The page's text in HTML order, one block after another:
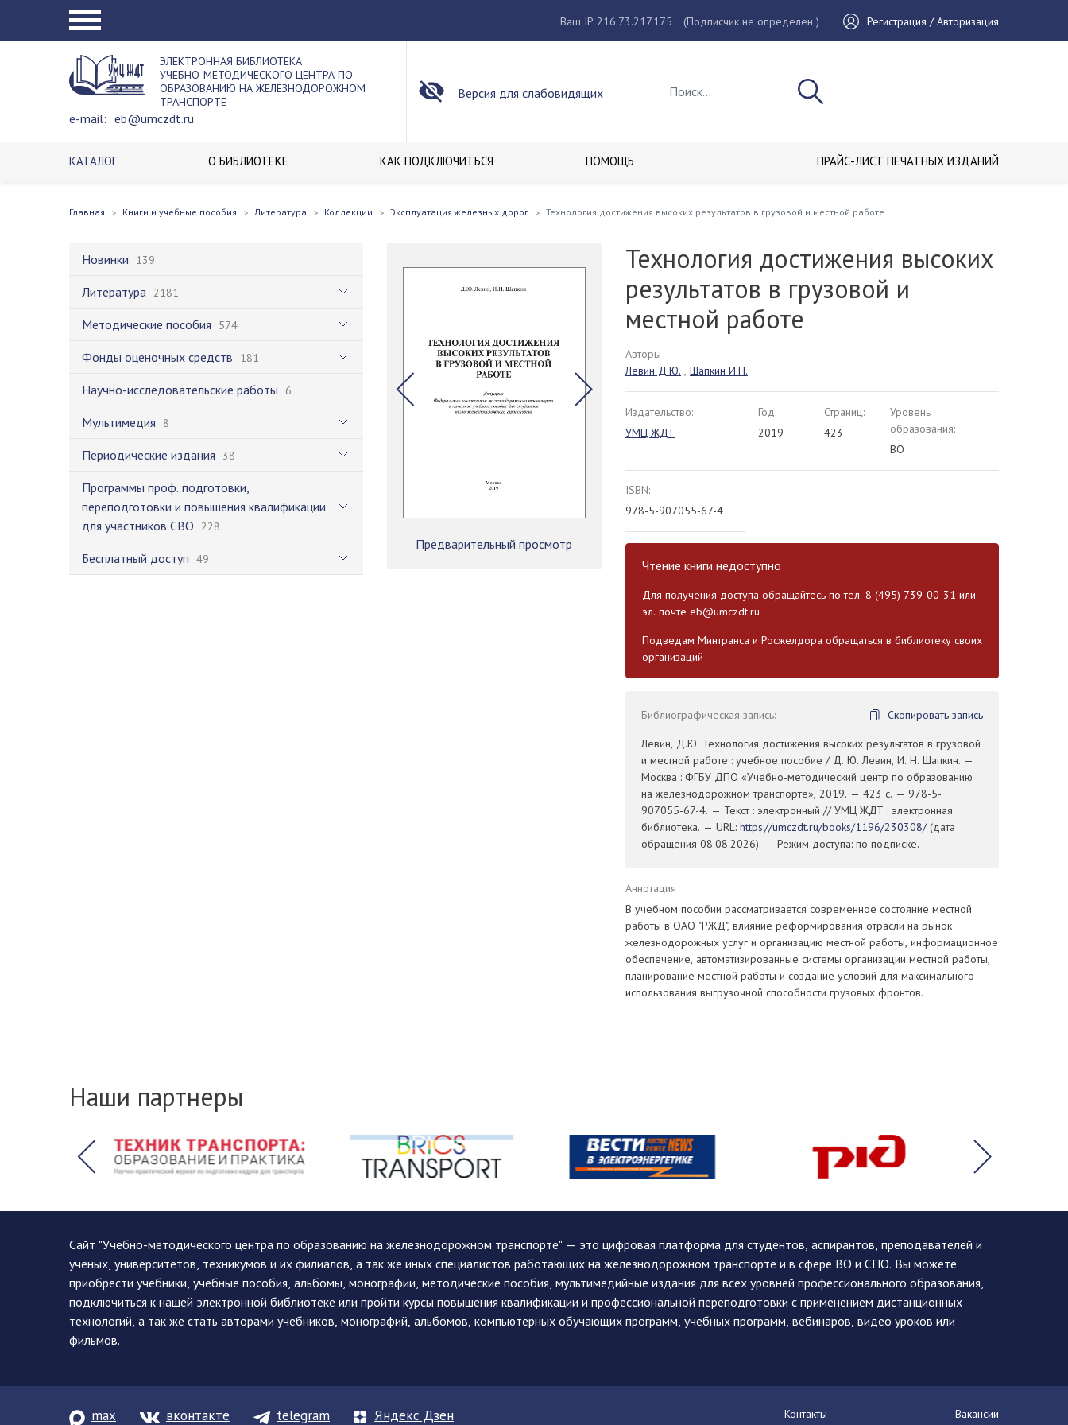
Ваш IP 216.73.217.175 (Подписчик не определен ) Регистрация / Авторизация
ЭЛЕКТРОННАЯ БИБЛИОТЕКА
УЧЕБНО-МЕТОДИЧЕСКОГО ЦЕНТРА ПО
ОБРАЗОВАНИЮ НА ЖЕЛЕЗНОДОРОЖНОМ
ТРАНСПОРТЕ
e-mail: eb@umczdt.ru
Версия для слабовидящих
КАТАЛОГ О БИБЛИОТЕКЕ КАК ПОДКЛЮЧИТЬСЯ ПОМОЩЬ ПРАЙС-ЛИСТ ПЕЧАТНЫХ ИЗДАНИЙ
Главная Книги и учебные пособия Литература Коллекции Эксплуатация железных дорог Технология достижения высоких результатов в грузовой и местной работе
Новинки 139
Литература 2181
Методические пособия 574
Фонды оценочных средств 181
Научно-исследовательские работы 6
Мультимедия 8
Периодические издания 38
Программы проф. подготовки,
переподготовки и повышения квалификации
для участников СВО 228
Бесплатный доступ 49
Предварительный просмотр
Технология достижения высоких
результатов в грузовой и
местной работе
Авторы
Левин Д.Ю. , Шапкин И.Н.
Издательство:
УМЦ ЖДТ
Год:
2019
Страниц:
423
Уровень
образования:
ВО
ISBN:
978-5-907055-67-4
Чтение книги недоступно
Для получения доступа обращайтесь по тел. 8 (495) 739-00-31 или
эл. почте eb@umczdt.ru
Подведам Минтранса и Росжелдора обращаться в библиотеку своих
организаций
Библиографическая запись:
Скопировать запись
Левин, Д.Ю. Технология достижения высоких результатов в грузовой
и местной работе : учебное пособие / Д. Ю. Левин, И. Н. Шапкин. —
Москва : ФГБУ ДПО «Учебно-методический центр по образованию
на железнодорожном транспорте», 2019. — 423 с. — 978-5-
907055-67-4. — Текст : электронный // УМЦ ЖДТ : электронная
библиотека. — URL: https://umczdt.ru/books/1196/230308/(дата
обращения 08.08.2026). — Режим доступа: по подписке.
Аннотация
В учебном пособии рассматривается современное состояние местной
работы в ОАО "РЖД", влияние реформирования отрасли на рынок
железнодорожных услуг и организацию местной работы, информационное
обеспечение, автоматизированные системы организации местной работы,
планирование местной работы и создание условий для максимального
использования выгрузочной способности грузовых фронтов.
Наши партнеры
Сайт "Учебно-методического центра по образованию на железнодорожном транспорте" — это цифровая платформа для студентов, аспирантов, преподавателей и
ученых, университетов, техникумов и их филиалов, а так же иных специалистов работающих на железнодорожном транспорте и в сфере ВО и СПО. Вы можете
приобрести учебники, учебные пособия, альбомы, монографии, методические пособия, мультимедийные издания для всех уровней профессионального образования,
подключиться к нашей электронной библиотеке или пройти курсы повышения квалификации и профессиональной переподготовки с применением дистанционных
технологий, а так же стать авторами учебников, монографий, альбомов, компьютерных обучающих программ, учебных программ, вебинаров, видео уроков или
фильмов.
max вконтакте telegram Яндекс Дзен Контакты Вакансии